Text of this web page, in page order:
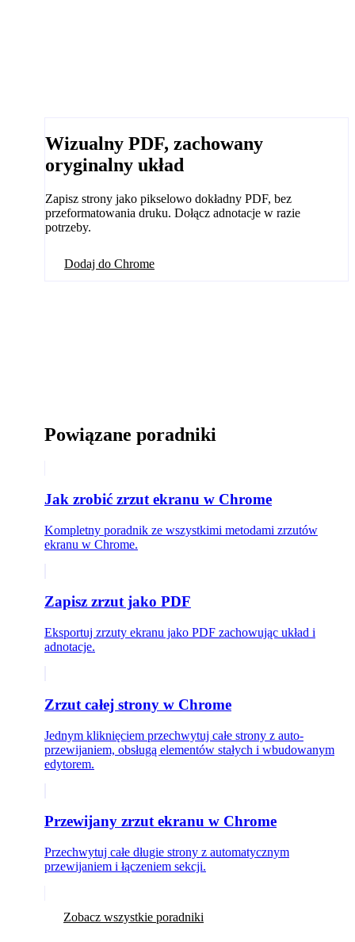
Wizualny PDF, zachowany
oryginalny układ
Zapisz strony jako pikselowo dokładny PDF, bez
przeformatowania druku. Dołącz adnotacje w razie
potrzeby.
Dodaj do Chrome
Powiązane poradniki
Jak zrobić zrzut ekranu w Chrome
Kompletny poradnik ze wszystkimi metodami zrzutów
ekranu w Chrome.
Zapisz zrzut jako PDF
Eksportuj zrzuty ekranu jako PDF zachowując układ i
adnotacje.
Zrzut całej strony w Chrome
Jednym kliknięciem przechwytuj całe strony z auto-
przewijaniem, obsługą elementów stałych i wbudowanym
edytorem.
Przewijany zrzut ekranu w Chrome
Przechwytuj całe długie strony z automatycznym
przewijaniem i łączeniem sekcji.
Zobacz wszystkie poradniki